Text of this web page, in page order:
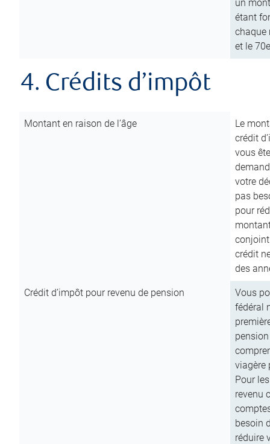
un
étant
chaque
et le
4. Crédits d’impôt
Montant en raison de l’âge
Le
crédit
vous
votre
pas
pour
conjoint
crédit
des
Crédit d’impôt pour revenu de pension
Vous
fédéral
viagère
Pour
revenu
besoin
réduire